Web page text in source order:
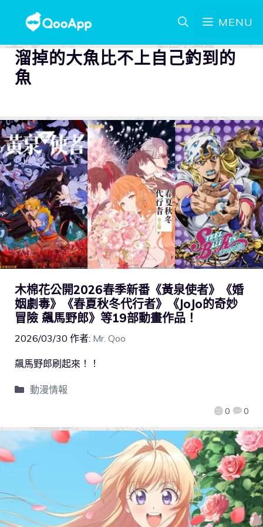
MENU
溜掉的大魚比不上自己釣到的
魚
木棉花公開2026春季新番《黃泉使者》《婚
姻劇毒》《春夏秋冬代行者》《JoJo的奇妙
冒險 飆馬野郎》等19部動畫作品！
2026/03/30 作者: Mr. Qoo
0 0
飆馬野郎刷起來！！
動漫情報